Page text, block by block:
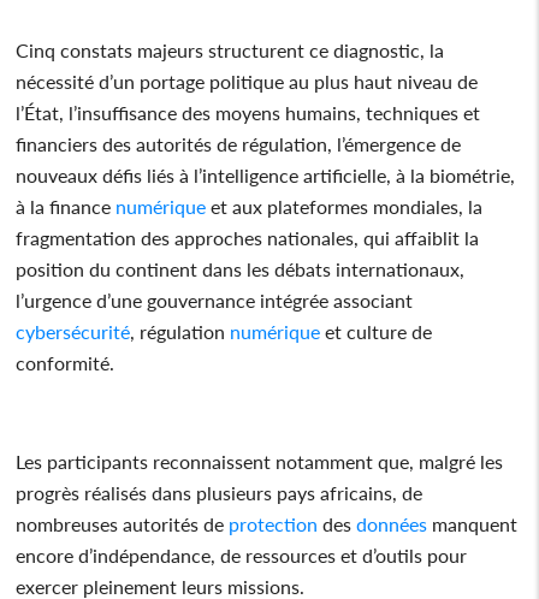
Cinq constats majeurs structurent ce diagnostic, la
nécessité d’un portage politique au plus haut niveau de
l’État, l’insuffisance des moyens humains, techniques et
financiers des autorités de régulation, l’émergence de
nouveaux défis liés à l’intelligence artificielle, à la biométrie,
à la finance numérique et aux plateformes mondiales, la
fragmentation des approches nationales, qui affaiblit la
position du continent dans les débats internationaux,
l’urgence d’une gouvernance intégrée associant
cybersécurité , régulation numérique et culture de
conformité.
Les participants reconnaissent notamment que, malgré les
progrès réalisés dans plusieurs pays africains, de
nombreuses autorités de protection des données manquent
encore d’indépendance, de ressources et d’outils pour
exercer pleinement leurs missions.